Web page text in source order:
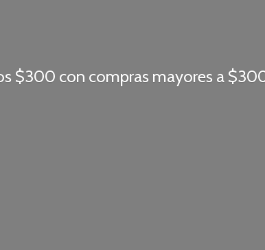
$300 con compras mayores a